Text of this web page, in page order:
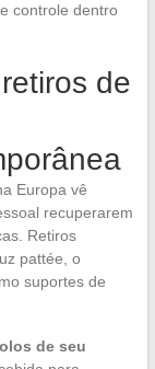
controle dentro
de
Europa vê
recuperarem
Retiros
pattée, o
suportes de
de seu